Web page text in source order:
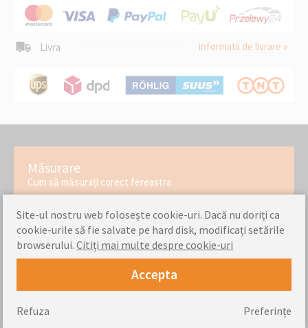
decorativ.
Livra informatii de livrare »
Măsurare
Cum să măsurați corect fereastra
instrucțiuni de asamblare
Verificați cât de ușor este să montați produsele noastre
Cel mai vizitat
Site-ul nostru web folosește cookie-uri. Dacă nu doriți ca
cookie-urile să fie salvate pe hard disk, modificați setările
browserului.Citiți mai multe despre cookie-uri
Accepta
Preferințe
Refuza